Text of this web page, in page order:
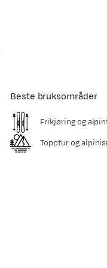
Beste bruksområder
Frikjøring og
Topptur og